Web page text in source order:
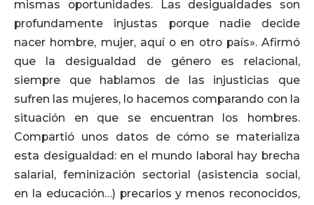
mismas oportunidades. Las desigualdades son
profundamente injustas porque nadie decide
nacer hombre, mujer, aquí o en otro país». Afirmó
que la desigualdad de género es relacional,
siempre que hablamos de las injusticias que
sufren las mujeres, lo hacemos comparando con la
situación en que se encuentran los hombres.
Compartió unos datos de cómo se materializa
esta desigualdad: en el mundo laboral hay brecha
salarial, feminización sectorial (asistencia social,
en la educación…) precarios y menos reconocidos,